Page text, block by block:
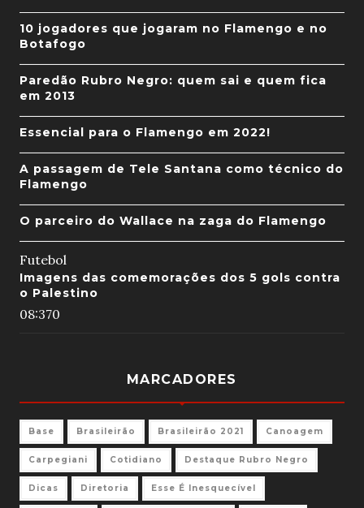
10 jogadores que jogaram no Flamengo e no
Botafogo
Paredão Rubro Negro: quem sai e quem fica
em 2013
Essencial para o Flamengo em 2022!
A passagem de Tele Santana como técnico do
Flamengo
O parceiro do Wallace na zaga do Flamengo
Futebol
Imagens das comemorações dos 5 gols contra
o Palestino
08:370
MARCADORES
Base Brasileirão Brasileirão 2021 Canoagem
Carpegiani Cotidiano Destaque Rubro Negro
Dicas Diretoria Esse É Inesquecível